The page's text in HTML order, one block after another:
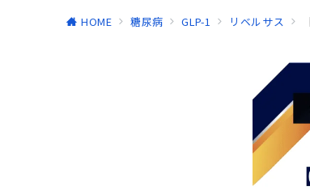
HOME 糖尿病 GLP-1 リベルサス